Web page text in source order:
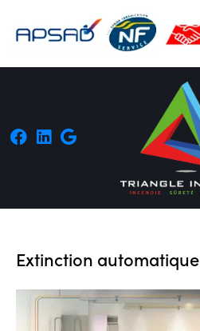
Extinction automatique